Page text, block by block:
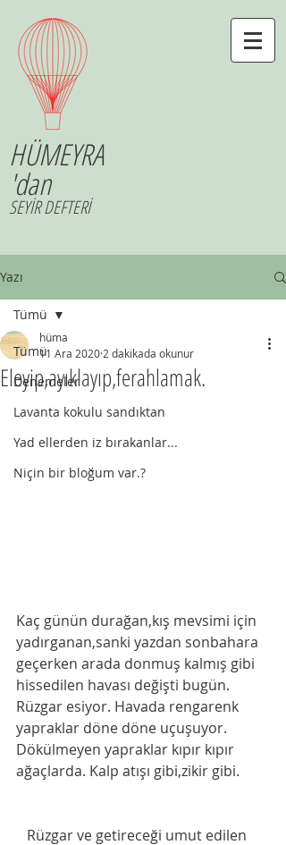
HÜMEYRA
'dan
SEYİR DEFTERİ
Yazı
Tümü
Denemeler
Lavanta kokulu sandıktan
Yad ellerden iz bırakanlar...
Niçin bir bloğum var.?
Tümü
Eleyip,ayıklayıp,ferahlamak.
hüma
11 Ara 2020 2 dakikada okunur
Kaç günün durağan,kış mevsimi için
yadırganan,sanki yazdan sonbahara
geçerken arada donmuş kalmış gibi
hissedilen havası değişti bugün.
Rüzgar esiyor. Havada rengarenk
yapraklar döne döne uçuşuyor.
Dökülmeyen yapraklar kıpır kıpır
ağaçlarda. Kalp atışı gibi,zikir gibi.